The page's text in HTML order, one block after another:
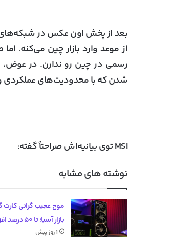
از موعد وارد بازار چین می‌کنه.
رسمی در چین رو ندارن. در عوض،
شدن که با محدودیت‌های عملکردی
MSI توی بیانیه‌اش صراحتاً گفته:
نوشته های مشابه
بازار آسیا؛ تا ۵۰ درصد افزایش قیمت!
1 روز پیش